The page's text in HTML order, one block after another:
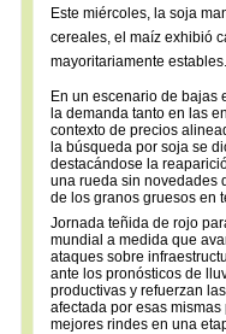
Este miércoles, la soja
cereales, el maíz exhibió
mayoritariamente estables.
En un escenario de bajas
la demanda tanto en las
contexto de precios
la búsqueda por soja se
destacándose la
una rueda sin novedades
de los granos gruesos en
Jornada teñida de rojo
mundial a medida que
ataques sobre
ante los pronósticos de
productivas y refuerzan
afectada por esas
mejores rindes en una